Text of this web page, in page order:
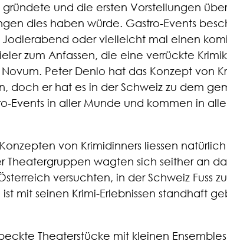
Krimis
Dein Event
News
Über uns
Presse
Gutschein bestellen
gründete und die ersten Vorstellungen
dies haben würde. Gastro-Events
oder vielleicht mal einen
zum Anfassen, die eine verrückte
Peter Denlo hat das Konzept von
doch er hat es in der Schweiz zu dem
Events in aller Munde und kommen in
von Krimidinners liessen
Theatergruppen wagten sich seither an
versuchten, in der Schweiz Fuss
mit seinen Krimi-Erlebnissen standhaft
Theaterstücke mit kleinen